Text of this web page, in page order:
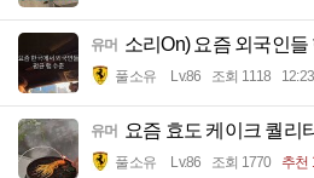
유머 소리On) 요즘 외국인들
풀소유 Lv.86 조회 1118 12:23
유머 요즘 효도 케이크 퀄리
풀소유 Lv.86 조회 1770 추천